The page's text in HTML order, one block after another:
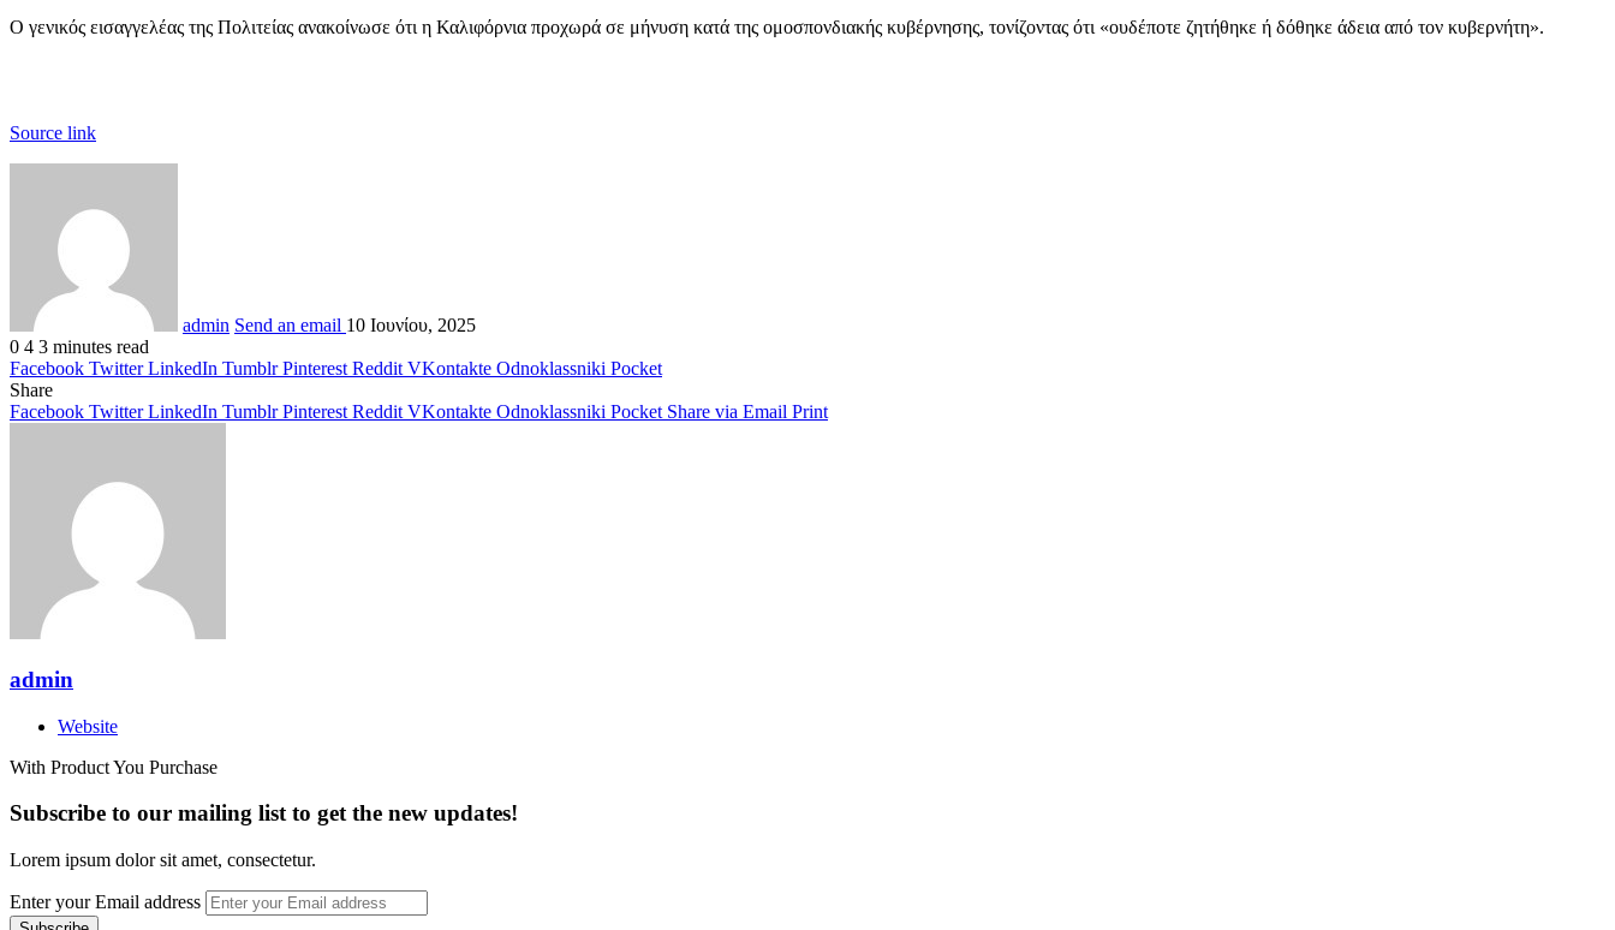
Ο γενικός εισαγγελέας της Πολιτείας ανακοίνωσε ότι η Καλιφόρνια προχωρά σε μήνυση κατά της ομοσπονδιακής κυβέρνησης, τονίζοντας ότι «ουδέποτε ζητήθηκε ή δόθηκε άδεια από τον κυβερνήτη».
Source link
admin Send an email 10 Ιουνίου, 2025
0 4 3 minutes read
Facebook Twitter LinkedIn Tumblr Pinterest Reddit VKontakte Odnoklassniki Pocket
Share
Facebook Twitter LinkedIn Tumblr Pinterest Reddit VKontakte Odnoklassniki Pocket Share via Email Print
admin
Website
With Product You Purchase
Subscribe to our mailing list to get the new updates!
Lorem ipsum dolor sit amet, consectetur.
Enter your Email address